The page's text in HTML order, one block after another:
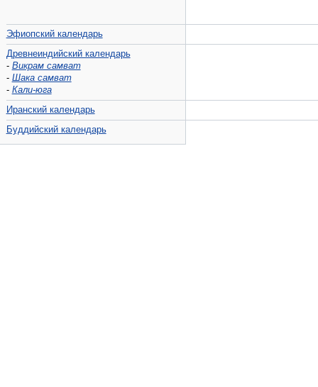
Эфиопский календарь
Древнеиндийский календарь
- Викрам самват
- Шака самват
- Кали-юга
Иранский календарь
Буддийский календарь